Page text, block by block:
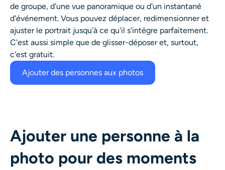
de groupe, d'une vue panoramique ou d'un instantané
d'événement. Vous pouvez déplacer, redimensionner et
ajuster le portrait jusqu'à ce qu'il s'intègre parfaitement.
C'est aussi simple que de glisser-déposer et, surtout,
c'est gratuit.
Ajouter des personnes aux photos
Ajouter une personne à la
photo pour des moments